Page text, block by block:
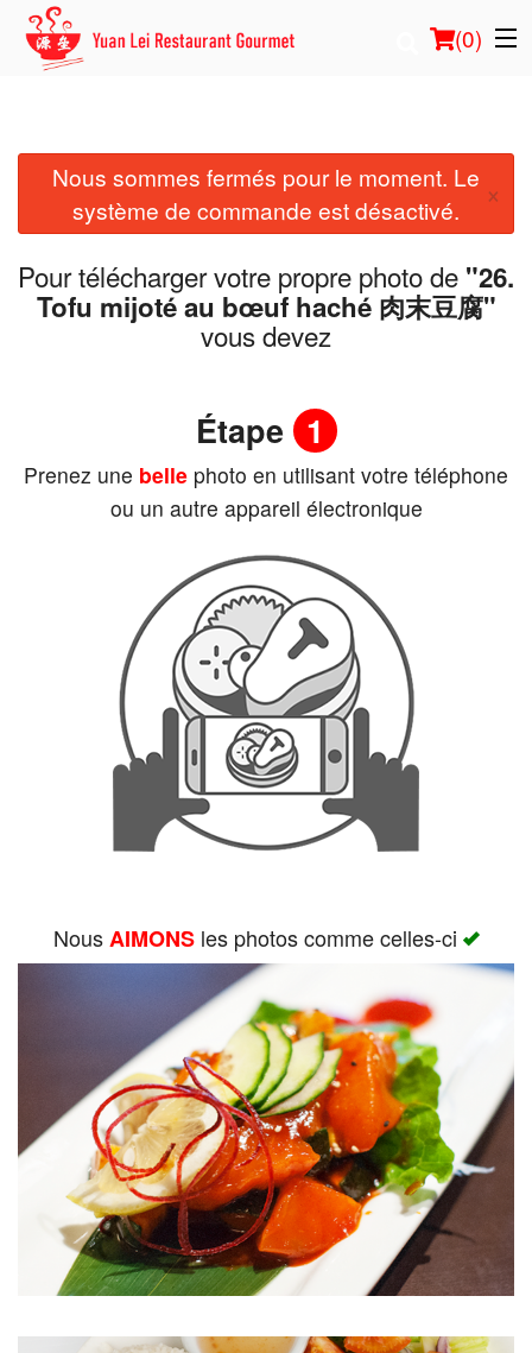
(0)
Commander en ligne
Emplacement
Français
Panier (0)
Nous sommes fermés pour le moment. Le
système de commande est désactivé.
×
Pour télécharger votre propre photo de "26.
Tofu mijoté au bœuf haché 肉末豆腐"
vous devez
Étape 1
Prenez une belle photo en utilisant votre téléphone
ou un autre appareil électronique
NousAIMONSles photos comme celles-ci